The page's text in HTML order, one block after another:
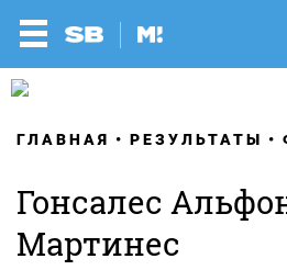
ГЛАВНАЯ РЕЗУЛЬТАТЫ
Гонсалес
Мартинес